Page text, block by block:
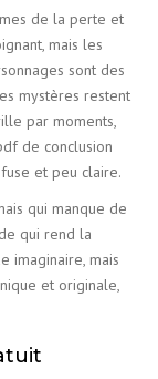
de la perte et
mais les
sont des
mystères restent
par moments,
de conclusion
et peu claire.
qui manque de
qui rend la
imaginaire, mais
et originale,